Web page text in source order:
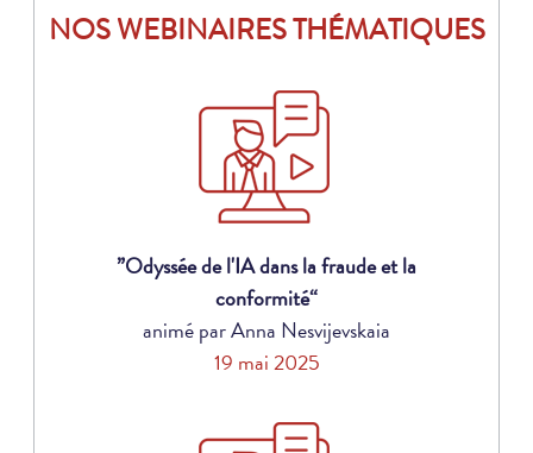
NOS WEBINAIRES THÉMATIQUES
”Odyssée de l'IA dans la fraude et la
conformité“
animé par Anna Nesvijevskaia
19 mai 2025